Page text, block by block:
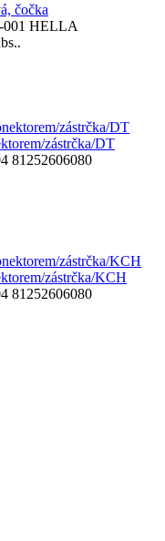
čočka
001 HELLA
zástrčka/DT
81252606080
zástrčka/KCH
81252606080